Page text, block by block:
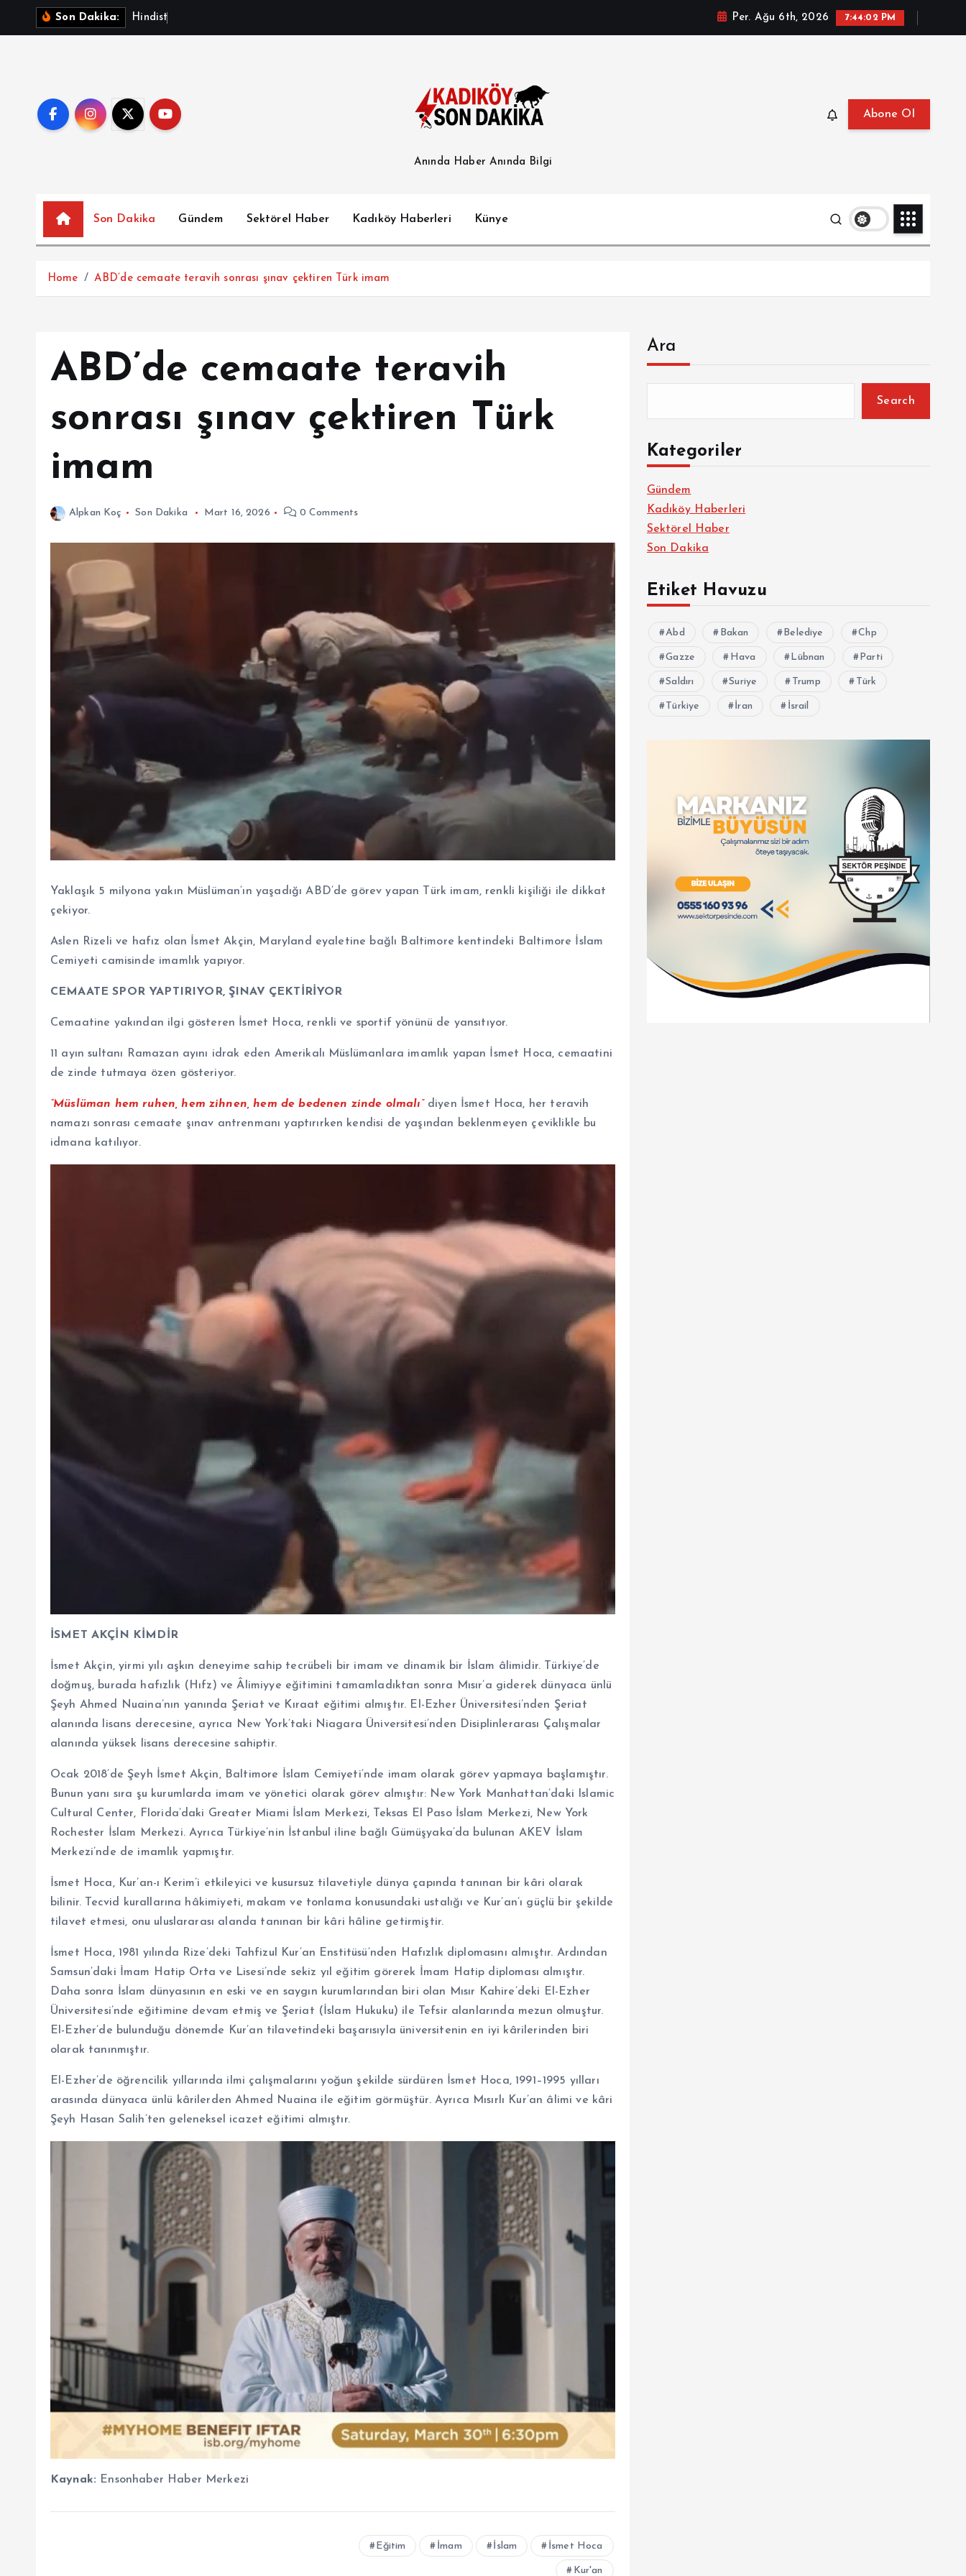
Son Dakika: H i nd ist Per. Ağu 6th, 2026 7:44:03 PM
Anında Haber Anında Bilgi
Abone Ol
Son Dakika Gündem Sektörel Haber Kadıköy Haberleri Künye
Home ABD’de cemaate teravih sonrası şınav çektiren Türk imam
ABD’de cemaate teravih
sonrası şınav çektiren Türk
imam
Alpkan Koç Son Dakika Mart 16, 2026 0 Comments
Yaklaşık 5 milyona yakın Müslüman’ın yaşadığı ABD’de görev yapan Türk imam, renkli kişiliği ile dikkat
çekiyor.
Aslen Rizeli ve hafız olan İsmet Akçin, Maryland eyaletine bağlı Baltimore kentindeki Baltimore İslam
Cemiyeti camisinde imamlık yapıyor.
CEMAATE SPOR YAPTIRIYOR, ŞINAV ÇEKTİRİYOR
Cemaatine yakından ilgi gösteren İsmet Hoca, renkli ve sportif yönünü de yansıtıyor.
11 ayın sultanı Ramazan ayını idrak eden Amerikalı Müslümanlara imamlık yapan İsmet Hoca, cemaatini
de zinde tutmaya özen gösteriyor.
“Müslüman hem ruhen, hem zihnen, hem de bedenen zinde olmalı”diyen İsmet Hoca, her teravih
namazı sonrası cemaate şınav antrenmanı yaptırırken kendisi de yaşından beklenmeyen çeviklikle bu
idmana katılıyor.
İSMET AKÇİN KİMDİR
İsmet Akçin, yirmi yılı aşkın deneyime sahip tecrübeli bir imam ve dinamik bir İslam âlimidir. Türkiye’de
doğmuş, burada hafızlık (Hıfz) ve Âlimiyye eğitimini tamamladıktan sonra Mısır’a giderek dünyaca ünlü
Şeyh Ahmed Nuaina’nın yanında Şeriat ve Kıraat eğitimi almıştır. El-Ezher Üniversitesi’nden Şeriat
alanında lisans derecesine, ayrıca New York’taki Niagara Üniversitesi’nden Disiplinlerarası Çalışmalar
alanında yüksek lisans derecesine sahiptir.
Ocak 2018’de Şeyh İsmet Akçin, Baltimore İslam Cemiyeti’nde imam olarak görev yapmaya başlamıştır.
Bunun yanı sıra şu kurumlarda imam ve yönetici olarak görev almıştır: New York Manhattan’daki Islamic
Cultural Center, Florida’daki Greater Miami İslam Merkezi, Teksas El Paso İslam Merkezi, New York
Rochester İslam Merkezi. Ayrıca Türkiye’nin İstanbul iline bağlı Gümüşyaka’da bulunan AKEV İslam
Merkezi’nde de imamlık yapmıştır.
İsmet Hoca, Kur’an-ı Kerim’i etkileyici ve kusursuz tilavetiyle dünya çapında tanınan bir kâri olarak
bilinir. Tecvid kurallarına hâkimiyeti, makam ve tonlama konusundaki ustalığı ve Kur’an’ı güçlü bir şekilde
tilavet etmesi, onu uluslararası alanda tanınan bir kâri hâline getirmiştir.
İsmet Hoca, 1981 yılında Rize’deki Tahfizul Kur’an Enstitüsü’nden Hafızlık diplomasını almıştır. Ardından
Samsun’daki İmam Hatip Orta ve Lisesi’nde sekiz yıl eğitim görerek İmam Hatip diploması almıştır.
Daha sonra İslam dünyasının en eski ve en saygın kurumlarından biri olan Mısır Kahire’deki El-Ezher
Üniversitesi’nde eğitimine devam etmiş ve Şeriat (İslam Hukuku) ile Tefsir alanlarında mezun olmuştur.
El-Ezher’de bulunduğu dönemde Kur’an tilavetindeki başarısıyla üniversitenin en iyi kârilerinden biri
olarak tanınmıştır.
El-Ezher’de öğrencilik yıllarında ilmi çalışmalarını yoğun şekilde sürdüren İsmet Hoca, 1991–1995 yılları
arasında dünyaca ünlü kârilerden Ahmed Nuaina ile eğitim görmüştür. Ayrıca Mısırlı Kur’an âlimi ve kâri
Şeyh Hasan Salih’ten geleneksel icazet eğitimi almıştır.
Kaynak: Ensonhaber Haber Merkezi
Eğitim İmam İslam İsmet Hoca
Kur'an
Ara
Search
Kategoriler
Gündem
Kadıköy Haberleri
Sektörel Haber
Son Dakika
Etiket Havuzu
Abd Bakan Belediye Chp
Gazze Hava Lübnan Parti
Saldırı Suriye Trump Türk
Türkiye İran İsrail